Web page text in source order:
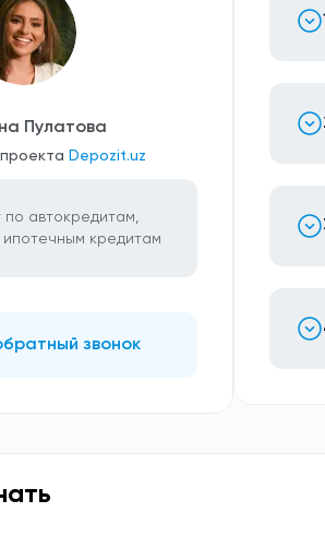
Пулатова
Depozit.uz
по автокредитам,
кредитам
звонок